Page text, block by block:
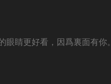
睛更好看，因爲裏面有你。